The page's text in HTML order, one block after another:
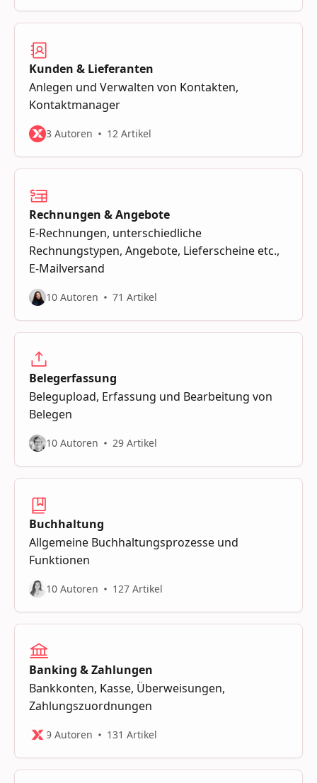
Kunden & Lieferanten
Anlegen und Verwalten von Kontakten,
Kontaktmanager
3 Autoren 12 Artikel
Rechnungen & Angebote
E-Rechnungen, unterschiedliche
Rechnungstypen, Angebote, Lieferscheine etc.,
E-Mailversand
10 Autoren 71 Artikel
Belegerfassung
Belegupload, Erfassung und Bearbeitung von
Belegen
10 Autoren 29 Artikel
Buchhaltung
Allgemeine Buchhaltungsprozesse und
Funktionen
10 Autoren 127 Artikel
Banking & Zahlungen
Bankkonten, Kasse, Überweisungen,
Zahlungszuordnungen
9 Autoren 131 Artikel